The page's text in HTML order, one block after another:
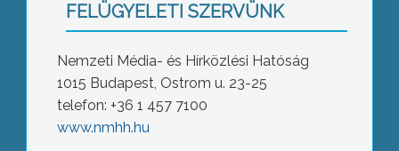
FELÜGYELETI SZERVÜNK
Nemzeti Média- és Hírközlési Hatóság
1015 Budapest, Ostrom u. 23-25
telefon: +36 1 457 7100
www.nmhh.hu